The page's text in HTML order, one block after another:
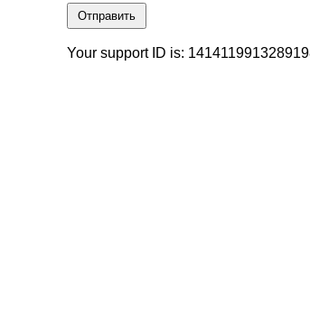
Отправить
Your support ID is: